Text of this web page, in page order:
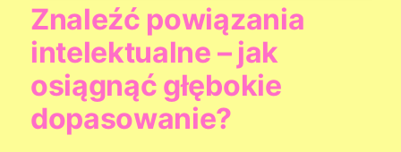
Znaleźć powiązania
intelektualne – jak
osiągnąć głębokie
dopasowanie?